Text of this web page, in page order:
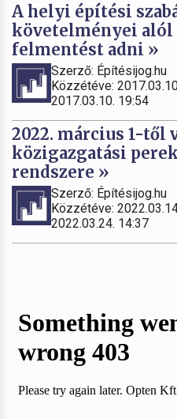
A helyi építési
követelményei alól
felmentést adni »
Szerző: Építésijog.hu
Közzétéve:
2017.03.10. 19:54
2022. március 1-től
közigazgatási
rendszere »
Szerző: Építésijog.hu
Közzétéve:
2022.03.24. 14:37